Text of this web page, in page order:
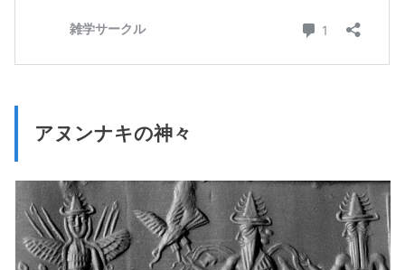
アヌンナキの神々